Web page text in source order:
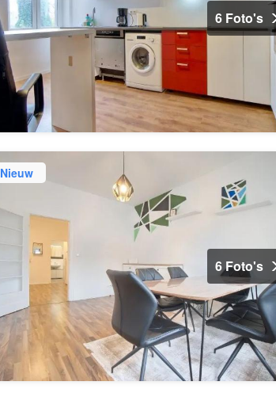
6 Foto's
Nieuw
6 Foto's